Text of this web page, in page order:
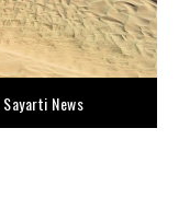
Sayarti News